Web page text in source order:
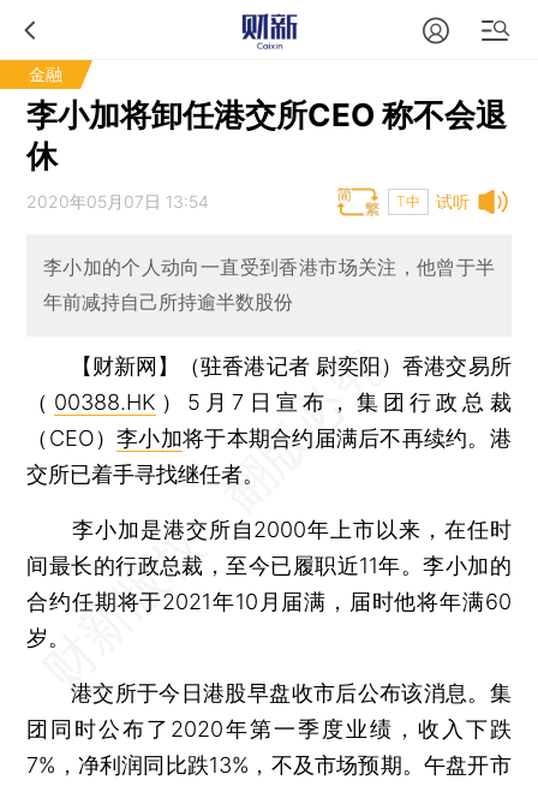
金融
李小加将卸任港交所CEO 称不会退
休
试听
2020年05月07日 13:54 T中
李小加的个人动向一直受到香港市场关注，他曾于半
年前减持自己所持逾半数股份
【财新网】（驻香港记者 尉奕阳）香港交易所
（ 00388.HK ）5月7日宣布，集团行政总裁
（CEO）李小加将于本期合约届满后不再续约。港
交所已着手寻找继任者。
李小加是港交所自2000年上市以来，在任时
间最长的行政总裁，至今已履职近11年。李小加的
合约任期将于2021年10月届满，届时他将年满60
岁。
港交所于今日港股早盘收市后公布该消息。集
团同时公布了2020年第一季度业绩，收入下跌
7%，净利润同比跌13%，不及市场预期。午盘开市